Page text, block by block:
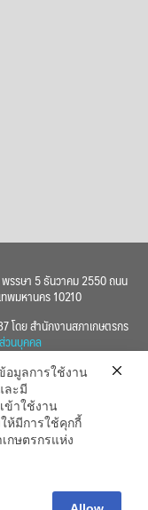
รรษา 5 ธันวาคม 2550 ถนน
พมหานคร 10210
ดย สำนักงานสภาเกษตรกร
วนบุคคล
อมูลการใช้งาน
ละมี
ข้าใช้งาน
ห้มีการใช้คุกกี้
กษตรกรแห่ง